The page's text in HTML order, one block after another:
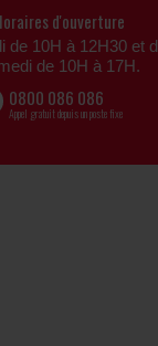
d'ouverture
de 10H à 12H30 et
de 10H à 17H.
0800 086 086
Appel gratuit depuis un poste fixe